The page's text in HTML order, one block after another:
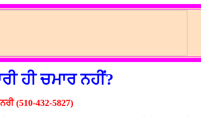
ਹੀ ਚਮਾਰ ਨਹੀਂ?
(510-432-5827)